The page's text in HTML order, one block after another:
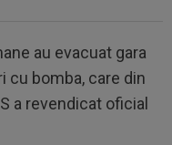
au evacuat gara
cu bomba, care din
a revendicat oficial